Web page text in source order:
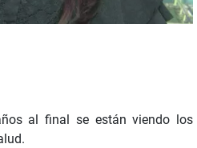
al final se están viendo los